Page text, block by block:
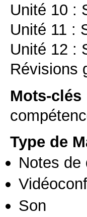
Unité 10 :
Unité 11 :
Unité 12 :
Révisions
Mots-clés
Type de
Notes de
Son